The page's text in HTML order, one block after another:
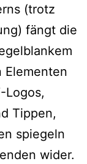
(trotz
fängt die
Elementen
Logos,
Tippen,
spiegeln
wider.